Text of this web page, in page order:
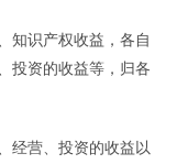
知识产权收益，各自
投资的收益等，归各
经营、投资的收益以